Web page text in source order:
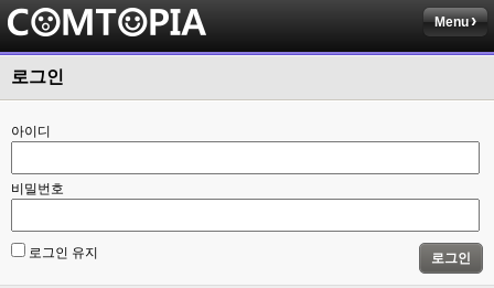
Menu
로그인
아이디
비밀번호
로그인 유지 로그인